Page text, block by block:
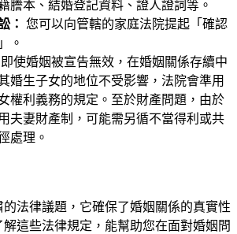
謄本、結婚登記資料、證人證詞等。
： 您可以向管轄的家庭法院提起「確認
。
即使婚姻被宣告無效，在婚姻關係存續中
婚生子女的地位不受影響，法院會準用
權利義務的規定。至於財產問題，由於
夫妻財產制，可能需另循不當得利或共
處理。
法律議題，它確保了婚姻關係的真實性
這些法律規定，能幫助您在面對婚姻問